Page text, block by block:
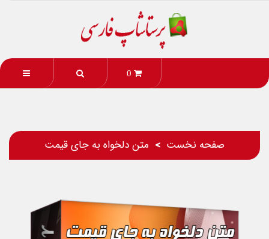
0
صفحه نخست متن دلخواه به جای قیمت